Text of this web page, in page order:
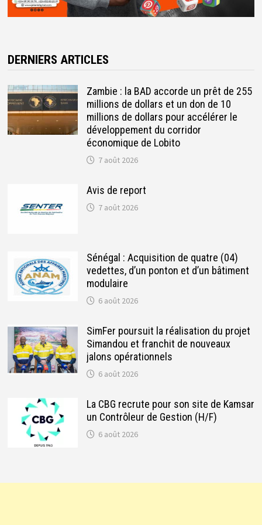
DERNIERS ARTICLES
Zambie : la BAD accorde un prêt de 255
millions de dollars et un don de 10
millions de dollars pour accélérer le
développement du corridor
économique de Lobito
7 août 2026
Avis de report
7 août 2026
Sénégal : Acquisition de quatre (04)
vedettes, d’un ponton et d’un bâtiment
modulaire
6 août 2026
SimFer poursuit la réalisation du projet
Simandou et franchit de nouveaux
jalons opérationnels
6 août 2026
La CBG recrute pour son site de Kamsar
un Contrôleur de Gestion (H/F)
6 août 2026